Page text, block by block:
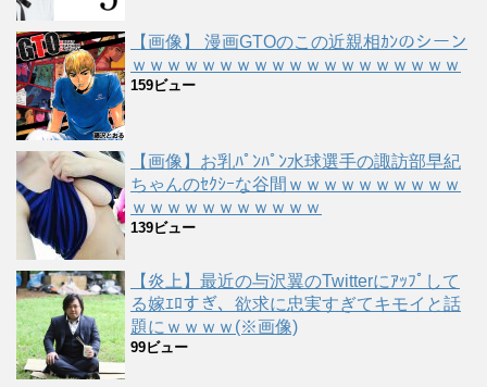
【画像】 漫画GTOのこの近親相ｶﾝのシーン
ｗｗｗｗｗｗｗｗｗｗｗｗｗｗｗｗｗｗｗ
159ビュー
【画像】お乳ﾊﾟﾝﾊﾟﾝ水球選手の諏訪部早紀
ちゃんのｾｸｼｰな谷間ｗｗｗｗｗｗｗｗｗｗ
ｗｗｗｗｗｗｗｗｗｗｗ
139ビュー
【炎上】最近の与沢翼のTwitterにｱｯﾌﾟして
る嫁ｴﾛすぎ、欲求に忠実すぎてキモイと話
題にｗｗｗｗ(※画像)
99ビュー